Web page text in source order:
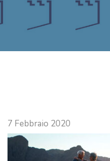
7 Febbraio 2020